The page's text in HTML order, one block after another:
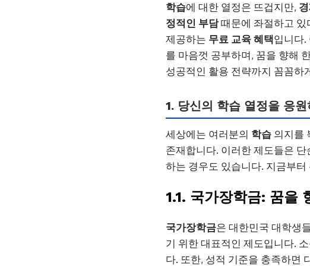
학습에 대한 열정은 뜨겁지만,
정적인 부담때문에 좌절하고 있
제공하는 무료 교육 혜택입니다.
를 마음껏 공부하며, 꿈을 향해
성공적인 활용 전략까지 꼼꼼하
1. 당신의 학습 열정을 응
세상에는 여러분의 학습 의지를
존재합니다. 이러한 제도들은 단
하는 경우도 있습니다. 지금부
1.1. 국가장학금: 꿈을
국가장학금은 대한민국 대학생
기 위한 대표적인 제도입니다.
다. 또한, 성적 기준을 충족하면